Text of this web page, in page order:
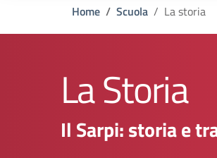
Home Scuola La storia
La Storia
Il Sarpi: storia e